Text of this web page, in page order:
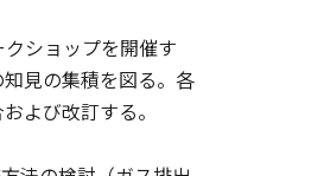
ショップを開催す
見の集積を図る。各
よび改訂する。